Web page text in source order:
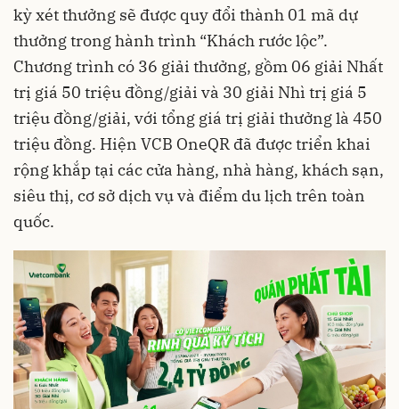
kỳ xét thưởng sẽ được quy đổi thành 01 mã dự
thưởng trong hành trình “Khách rước lộc”.
Chương trình có 36 giải thưởng, gồm 06 giải Nhất
trị giá 50 triệu đồng/giải và 30 giải Nhì trị giá 5
triệu đồng/giải, với tổng giá trị giải thưởng là 450
triệu đồng. Hiện VCB OneQR đã được triển khai
rộng khắp tại các cửa hàng, nhà hàng, khách sạn,
siêu thị, cơ sở dịch vụ và điểm du lịch trên toàn
quốc.